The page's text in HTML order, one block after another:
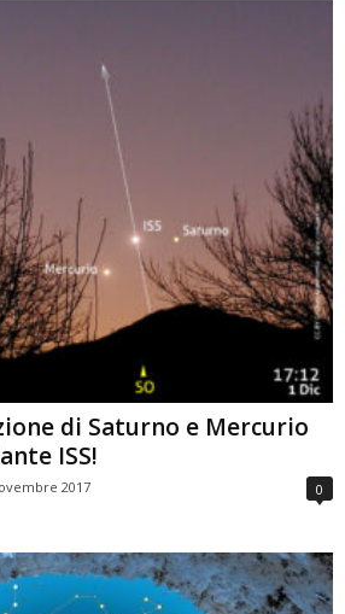
di Saturno e Mercurio
ISS!
2017 0